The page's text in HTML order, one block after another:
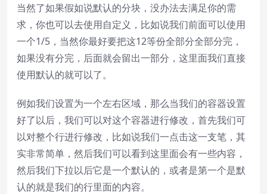
当然了如果假如说默认的分块，没办法去满足你的需
求，你也可以去使用自定义，比如说我们前面可以使用
一个1/5，当然你最好要把这12等份全部分全部分完，
如果没有分完，后面就会留出一部分，这里面我们直接
使用默认的就可以了。
例如我们设置为一个左右区域，那么当我们的容器设置
好了以后，我们可以对这个容器进行修改，首先我们可
以对整个行进行修改，比如说我们一点击这一支笔，其
实非常简单，然后我们可以看到这里面会有一些内容，
然后我们下拉以后它是一个默认的，或者是第一个是默
认的就是我们的行里面的内容。